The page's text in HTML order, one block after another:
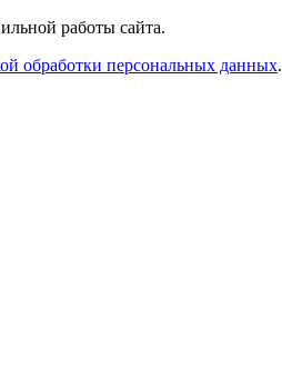
работы сайта.
обработки персональных данных.